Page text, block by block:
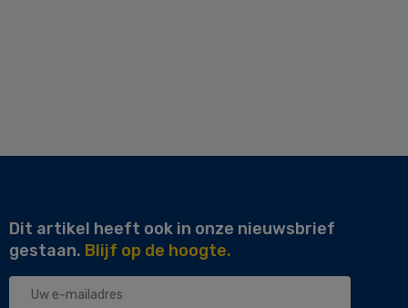
Dit artikel heeft ook in onze nieuwsbrief
gestaan. Blijf op de hoogte.
Uw